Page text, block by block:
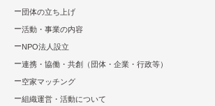
団体の立ち上げ
活動・事業の内容
NPO法⼈設⽴
連携・協働・共創（団体・企業・⾏政等）
空家マッチング
組織運営・活動について